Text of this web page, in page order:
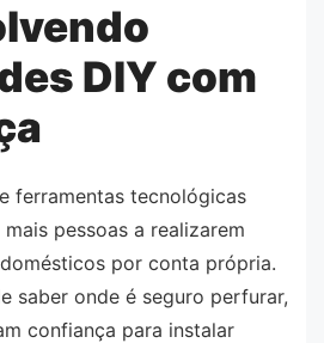
DIY com
ferramentas tecnológicas
pessoas a realizarem
por conta própria.
saber onde é seguro perfurar,
confiança para instalar